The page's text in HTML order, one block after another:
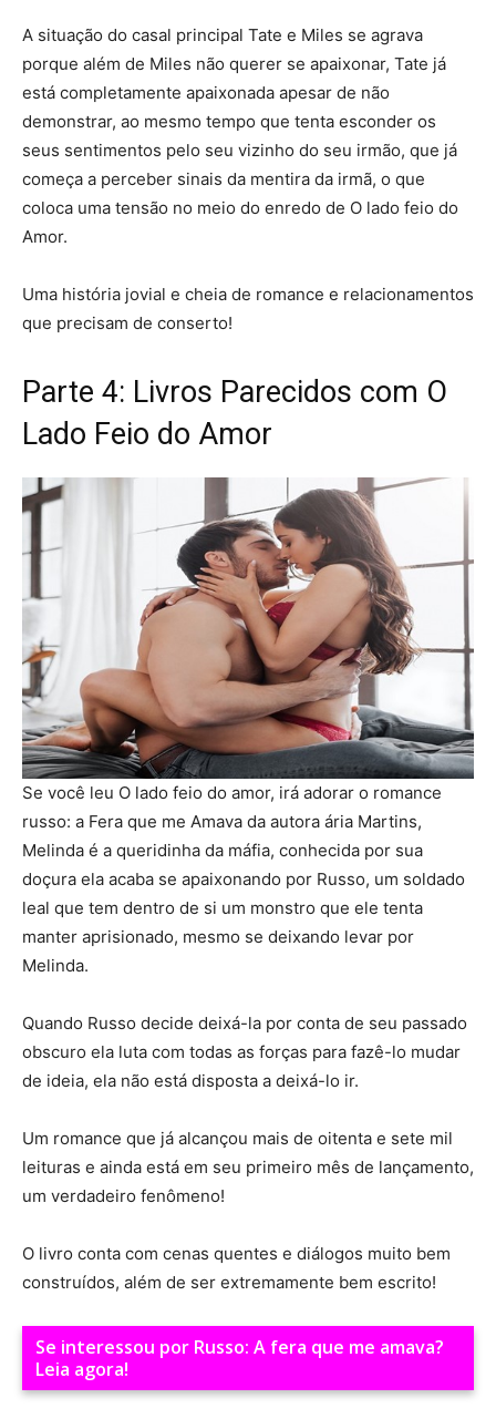
A situação do casal principal Tate e Miles se agrava
porque além de Miles não querer se apaixonar, Tate já
está completamente apaixonada apesar de não
demonstrar, ao mesmo tempo que tenta esconder os
seus sentimentos pelo seu vizinho do seu irmão, que já
começa a perceber sinais da mentira da irmã, o que
coloca uma tensão no meio do enredo de O lado feio do
Amor.
Uma história jovial e cheia de romance e relacionamentos
que precisam de conserto!
Parte 4: Livros Parecidos com O
Lado Feio do Amor
Se você leu O lado feio do amor, irá adorar o romance
russo: a Fera que me Amava da autora ária Martins,
Melinda é a queridinha da máfia, conhecida por sua
doçura ela acaba se apaixonando por Russo, um soldado
leal que tem dentro de si um monstro que ele tenta
manter aprisionado, mesmo se deixando levar por
Melinda.
Quando Russo decide deixá-la por conta de seu passado
obscuro ela luta com todas as forças para fazê-lo mudar
de ideia, ela não está disposta a deixá-lo ir.
Um romance que já alcançou mais de oitenta e sete mil
leituras e ainda está em seu primeiro mês de lançamento,
um verdadeiro fenômeno!
O livro conta com cenas quentes e diálogos muito bem
construídos, além de ser extremamente bem escrito!
Se interessou por Russo: A fera que me amava?
Leia agora!